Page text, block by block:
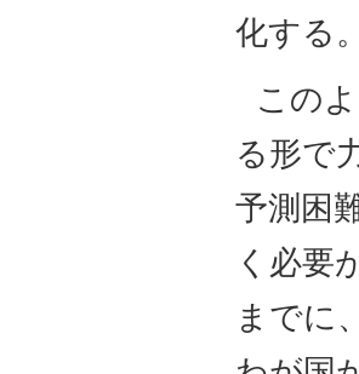
化する
この
る形で
予測困
く必要
までに